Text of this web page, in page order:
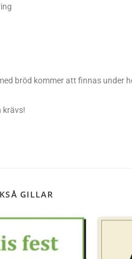
bröd kommer att finnas under
krävs!
GILLAR